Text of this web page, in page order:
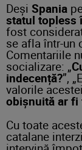
Deși Spania
statul topless
fost
se afla într-un
Comentariile
socializare: „
indecență?”,
valorile
obișnuită ar
Cu toate
catalane